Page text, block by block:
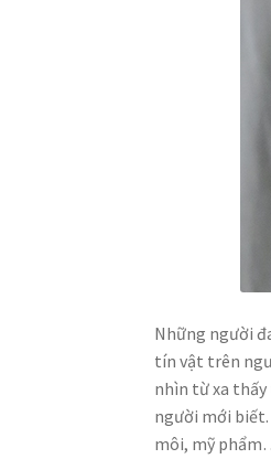
Những người
tín vật trên
nhìn từ xa thấy
người mới biết.
môi, mỹ